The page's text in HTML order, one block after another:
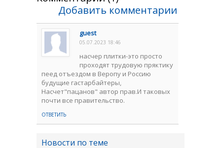
Добавить комментарии
guest
05.07.2023 18:46
насчер плитки-это просто
проходят трудовую пряктику
пеед отъездом в Веропу и Россию
будущие гастарбайтеры,
Насчет"пацанов" автор прав.И таковых
почти все правительство.
ОТВЕТИТЬ
Новости по теме